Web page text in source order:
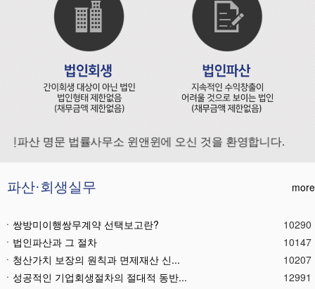
파산 명문 법률사무소 윈앤윈에 오신 것을 환영합니다.
파산·회생실무 more
ㆍ쌍방미이행쌍무계약 선택보고란?
10290
ㆍ법인파산과 그 절차
10147
ㆍ청산가치 보장의 원칙과 면제재산 신...
10207
ㆍ성공적인 기업회생절차의 절대적 동반...
12991